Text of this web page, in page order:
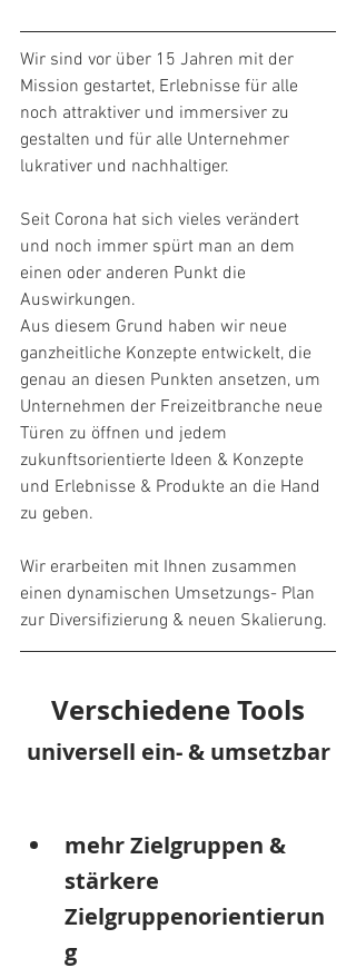
Wir sind vor über 15 Jahren mit der
Mission gestartet, Erlebnisse für alle
noch attraktiver und immersiver zu
gestalten und für alle Unternehmer
lukrativer und nachhaltiger.
Seit Corona hat sich vieles verändert
und noch immer spürt man an dem
einen oder anderen Punkt die
Auswirkungen.
Aus diesem Grund haben wir neue
ganzheitliche Konzepte entwickelt, die
genau an diesen Punkten ansetzen, um
Unternehmen der Freizeitbranche neue
Türen zu öffnen und jedem
zukunftsorientierte Ideen & Konzepte
und Erlebnisse & Produkte an die Hand
zu geben.
Wir erarbeiten mit Ihnen zusammen
einen dynamischen Umsetzungs- Plan
zur Diversifizierung & neuen Skalierung.
Verschiedene Tools
universell ein- & umsetzbar
mehr Zielgruppen &
stärkere
Zielgruppenorientierun
g